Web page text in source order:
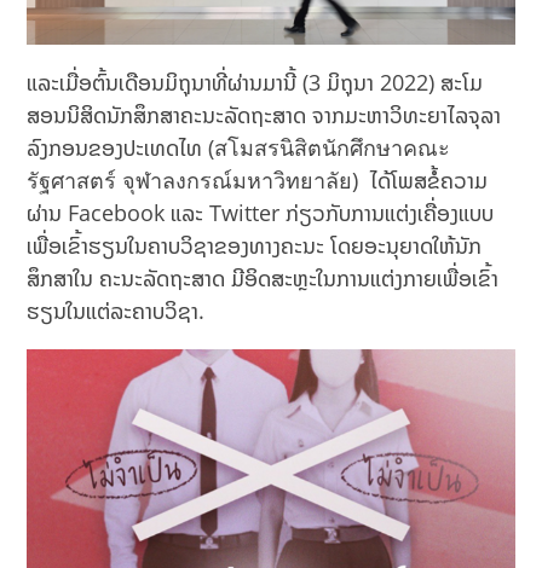
ແລະເມື່ອຕົ້ນເດືອນມິຖຸນາທີ່ຜ່ານມານີ້ (3 ມິຖຸນາ 2022) ສະໂມ
ສອນນິສິດນັກສຶກສາຄະນະລັດຖະສາດ ຈາກມະຫາວິທະຍາໄລຈຸລາ
ລົງກອນຂອງປະເທດໄທ (สโมสรนิสิตนักศึกษาคณะ
รัฐศาสตร์ จุฬาลงกรณ์มหาวิทยาลัย) ໄດ້ໂພສຂໍ້ຄວາມ
ຜ່ານ Facebook ແລະ Twitter ກ່ຽວກັບການແຕ່ງເຄື່ອງແບບ
ເພື່ອເຂົ້າຮຽນໃນຄາບວິຊາຂອງທາງຄະນະ ໂດຍອະນຸຍາດໃຫ້ນັກ
ສຶກສາໃນ ຄະນະລັດຖະສາດ ມີອິດສະຫຼະໃນການແຕ່ງກາຍເພື່ອເຂົ້າ
ຮຽນໃນແຕ່ລະຄາບວິຊາ.